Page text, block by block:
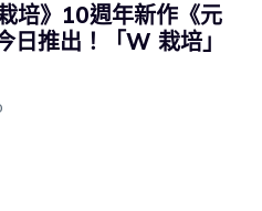
培》10週年新作《元
日推出！「W 栽培」